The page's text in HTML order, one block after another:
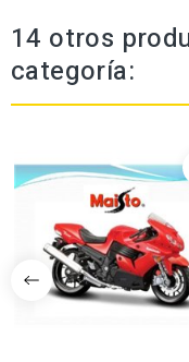
14 otros
categoría: